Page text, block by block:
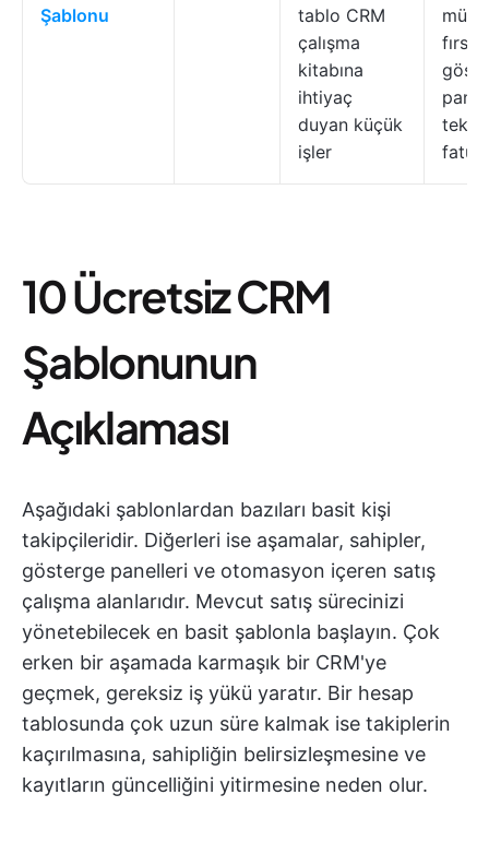
Şablonu
tablo CRM
çalışma
kitabına
ihtiyaç
duyan küçük
işler
10 Ücretsiz CRM
Şablonunun
Açıklaması
Aşağıdaki şablonlardan bazıları basit kişi
takipçileridir. Diğerleri ise aşamalar, sahipler,
gösterge panelleri ve otomasyon içeren satış
çalışma alanlarıdır. Mevcut satış sürecinizi
yönetebilecek en basit şablonla başlayın. Çok
erken bir aşamada karmaşık bir CRM'ye
geçmek, gereksiz iş yükü yaratır. Bir hesap
tablosunda çok uzun süre kalmak ise takiplerin
kaçırılmasına, sahipliğin belirsizleşmesine ve
kayıtların güncelliğini yitirmesine neden olur.